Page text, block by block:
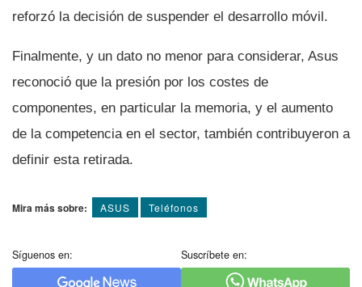
reforzó la decisión de suspender el desarrollo móvil.
Finalmente, y un dato no menor para considerar, Asus
reconoció que la presión por los costes de
componentes, en particular la memoria, y el aumento
de la competencia en el sector, también contribuyeron a
definir esta retirada.
Mira más sobre: ASUS Teléfonos
Síguenos en: Suscríbete en: